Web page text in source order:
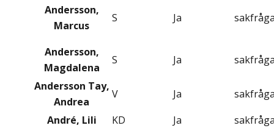
Andersson,
Marcus
S Ja
Andersson,
Magdalena
S Ja
Andersson Tay,
Andrea
V Ja
André, Lili
KD Ja